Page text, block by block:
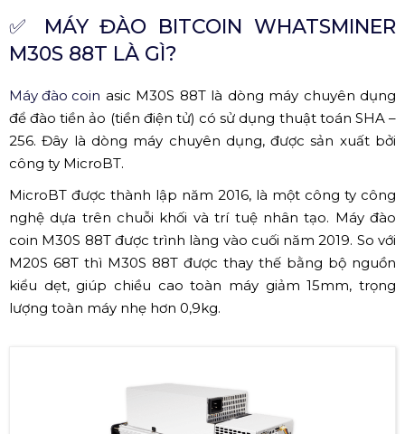
✅
MÁY ĐÀO BITCOIN WHATSMINER
M30S 88T LÀ GÌ?
Máy đào coin asic M30S 88T là dòng máy chuyên dụng
để đào tiền ảo (tiền điện tử) có sử dụng thuật toán SHA –
256. Đây là dòng máy chuyên dụng, được sản xuất bởi
công ty MicroBT.
MicroBT được thành lập năm 2016, là một công ty công
nghệ dựa trên chuỗi khối và trí tuệ nhân tạo. Máy đào
coin M30S 88T được trình làng vào cuối năm 2019. So với
M20S 68T thì M30S 88T được thay thế bằng bộ nguồn
kiểu dẹt, giúp chiều cao toàn máy giảm 15mm, trọng
lượng toàn máy nhẹ hơn 0,9kg.